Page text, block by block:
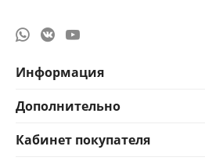
Информация
Дополнительно
Кабинет покупателя